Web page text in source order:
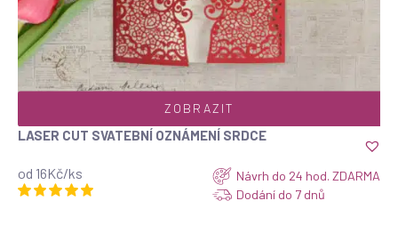
Top
ZOBRAZIT
LASER CUT SVATEBNÍ OZNÁMENÍ SRDCE
od 16Kč/ks
Návrh do 24 hod. ZDARMA
Dodání do 7 dnů